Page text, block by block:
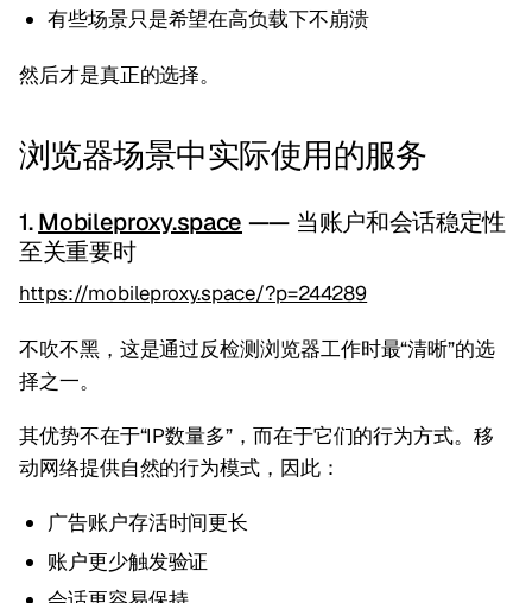
有些场景只是希望在高负载下不崩溃
然后才是真正的选择。
浏览器场景中实际使用的服务
1.Mobileproxy.space —— 当账户和会话稳定性
至关重要时
https://mobileproxy.space/?p=244289
不吹不黑，这是通过反检测浏览器工作时最“清晰”的选
择之一。
其优势不在于“IP数量多”，而在于它们的行为方式。移
动网络提供自然的行为模式，因此：
广告账户存活时间更长
账户更少触发验证